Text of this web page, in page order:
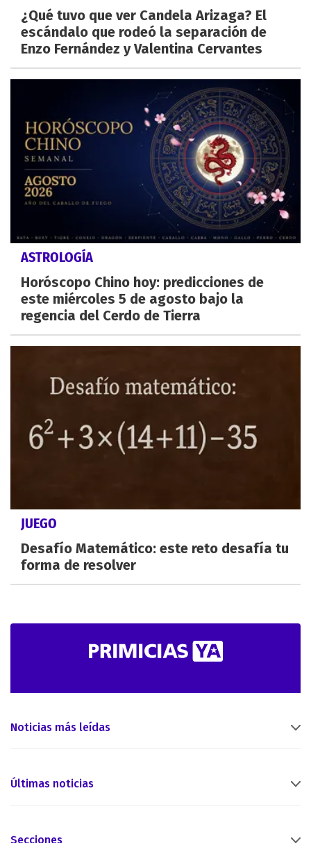
¿Qué tuvo que ver Candela Arizaga? El
escándalo que rodeó la separación de
Enzo Fernández y Valentina Cervantes
ASTROLOGÍA
Horóscopo Chino hoy: predicciones de
este miércoles 5 de agosto bajo la
regencia del Cerdo de Tierra
JUEGO
Desafío Matemático: este reto desafía tu
forma de resolver
Noticias más leídas
Últimas noticias
Secciones